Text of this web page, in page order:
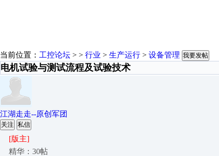
当前位置： 工控论坛 > > 行业 > 生产运行 > 设备管理 我要发帖
电机试验与测试流程及试验技术
江湖走走--原创军团
关注 私信
[版主]
精华：30帖